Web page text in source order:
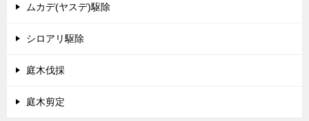
ムカデ(ヤスデ)駆除
シロアリ駆除
庭木伐採
庭木剪定